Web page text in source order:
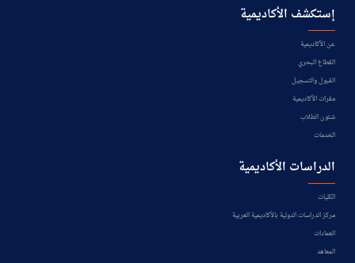
إستكشف الأكاديمية
عن الأكاديمية
القطاع البحري
القبول والتسجيل
مقرات الأكاديمية
شئون الطلاب
الخدمات
الدراسات الأكاديمية
الكليات
مركز الدراسات الدولية بالأكاديمية العربية
العمادات
المعاهد